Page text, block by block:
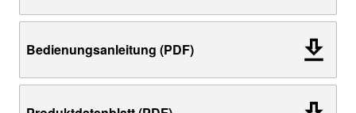
Bedienungsanleitung (PDF)